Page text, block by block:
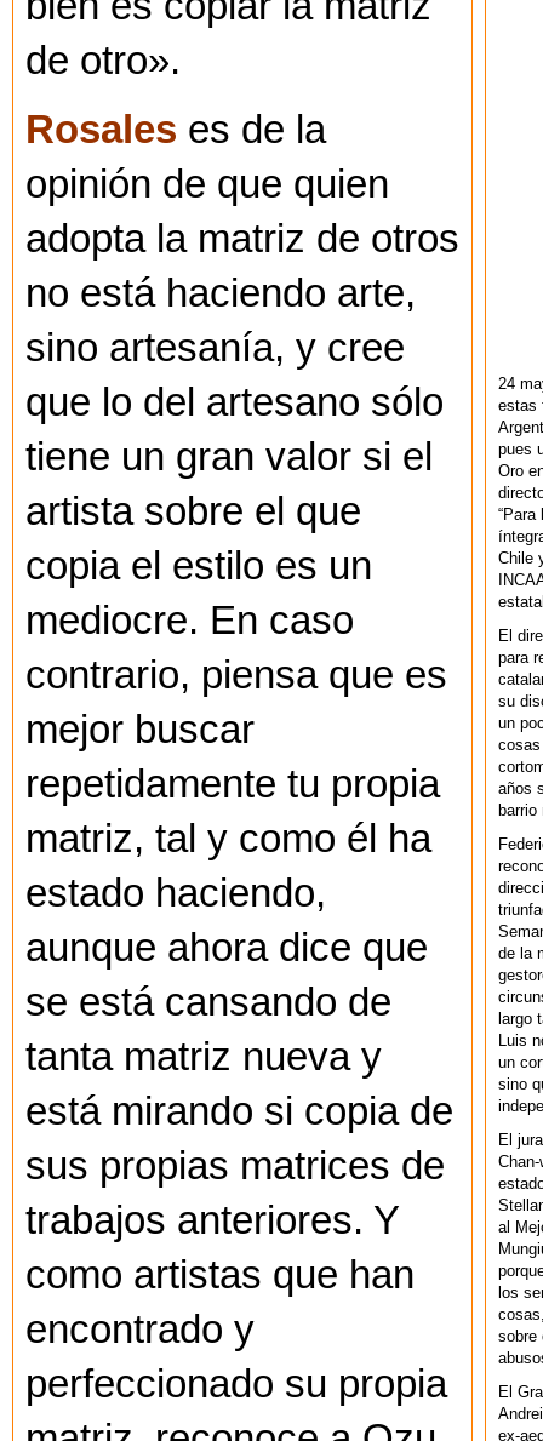
de otro».
Rosales es de la
opinión de que quien
adopta la matriz de otros
no está haciendo arte,
sino artesanía, y cree
que lo del artesano sólo
tiene un gran valor si el
artista sobre el que
copia el estilo es un
mediocre. En caso
contrario, piensa que es
mejor buscar
repetidamente tu propia
matriz, tal y como él ha
estado haciendo,
aunque ahora dice que
se está cansando de
tanta matriz nueva y
está mirando si copia de
sus propias matrices de
trabajos anteriores. Y
como artistas que han
encontrado y
perfeccionado su propia
24
estas
pues
Oro
“Para
Chile
El
para
su
un
cosas
años
de la
largo
Luis
un
sino
El
al
los
sobre
El
ex-